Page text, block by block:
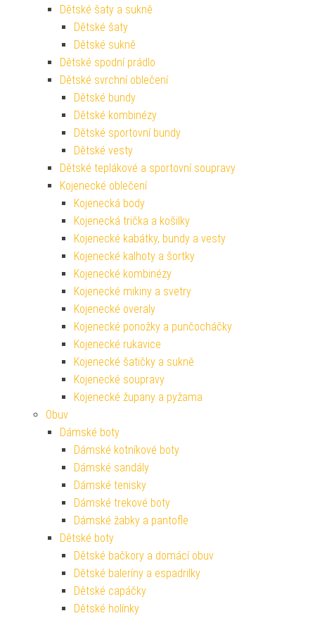
Dětské šaty a sukně
Dětské šaty
Dětské sukně
Dětské spodní prádlo
Dětské svrchní oblečení
Dětské bundy
Dětské kombinézy
Dětské sportovní bundy
Dětské vesty
Dětské teplákové a sportovní soupravy
Kojenecké oblečení
Kojenecká body
Kojenecká trička a košilky
Kojenecké kabátky, bundy a vesty
Kojenecké kalhoty a šortky
Kojenecké kombinézy
Kojenecké mikiny a svetry
Kojenecké overaly
Kojenecké ponožky a punčocháčky
Kojenecké rukavice
Kojenecké šatičky a sukně
Kojenecké soupravy
Kojenecké župany a pyžama
Obuv
Dámské boty
Dámské kotníkové boty
Dámské sandály
Dámské tenisky
Dámské trekové boty
Dámské žabky a pantofle
Dětské boty
Dětské bačkory a domácí obuv
Dětské baleríny a espadrilky
Dětské capáčky
Dětské holínky